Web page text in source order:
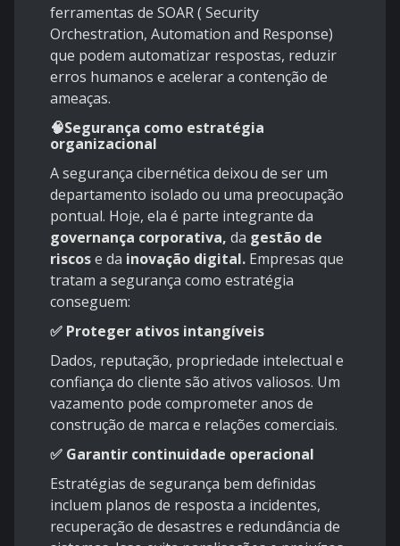
ferramentas de SOAR ( Security
Orchestration, Automation and Response)
que podem automatizar respostas, reduzir
erros humanos e acelerar a contenção de
ameaças.
🧠Segurança como estratégia
organizacional
A segurança cibernética deixou de ser um
departamento isolado ou uma preocupação
pontual. Hoje, ela é parte integrante da
governança corporativa, da gestão de
riscose da inovação digital. Empresas que
tratam a segurança como estratégia
conseguem:
✅ Proteger ativos intangíveis
Dados, reputação, propriedade intelectual e
confiança do cliente são ativos valiosos. Um
vazamento pode comprometer anos de
construção de marca e relações comerciais.
✅ Garantir continuidade operacional
Estratégias de segurança bem definidas
incluem planos de resposta a incidentes,
recuperação de desastres e redundância de